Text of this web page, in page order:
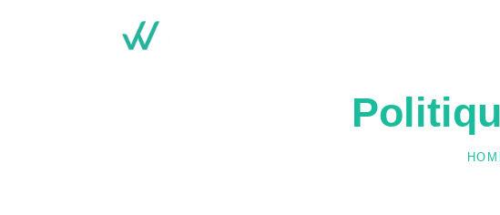
Emplaceme